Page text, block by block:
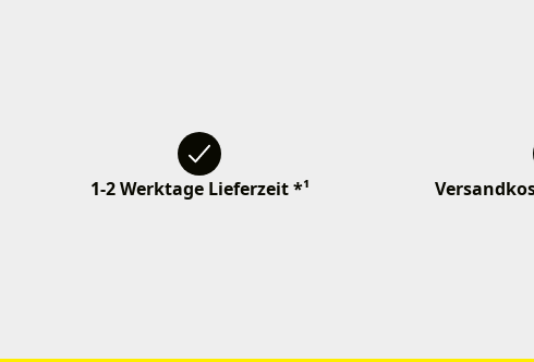
1-2 Werktage Lieferzeit *¹